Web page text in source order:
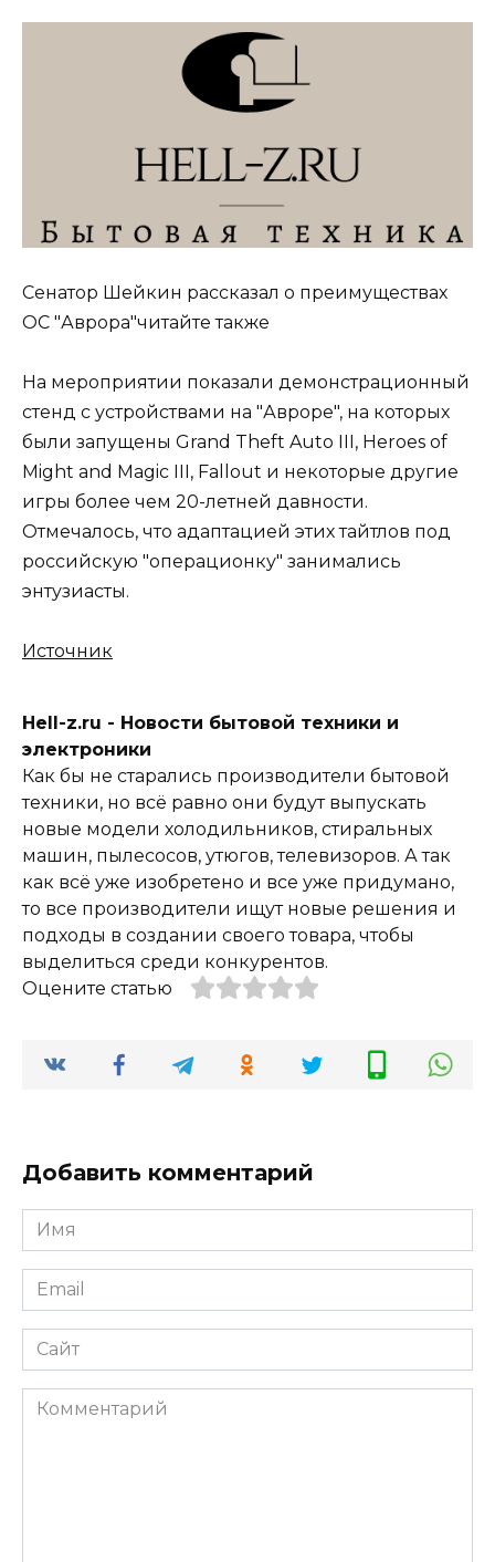
​Сенатор Шейкин рассказал о преимуществах
ОС "Аврора"читайте также
На мероприятии показали демонстрационный
стенд с устройствами на "Авроре", на которых
были запущены Grand Theft Auto III, Heroes of
Might and Magic III, Fallout и некоторые другие
игры более чем 20-летней давности.
Отмечалось, что адаптацией этих тайтлов под
российскую "операционку" занимались
энтузиасты.
Источник
Hell-z.ru - Новости бытовой техники и
электроники
Как бы не старались производители бытовой
техники, но всё равно они будут выпускать
новые модели холодильников, стиральных
машин, пылесосов, утюгов, телевизоров. А так
как всё уже изобретено и все уже придумано,
то все производители ищут новые решения и
подходы в создании своего товара, чтобы
выделиться среди конкурентов.
Оцените статью
Добавить комментарий
Имя
*
Email
*
Сайт
Комментарий